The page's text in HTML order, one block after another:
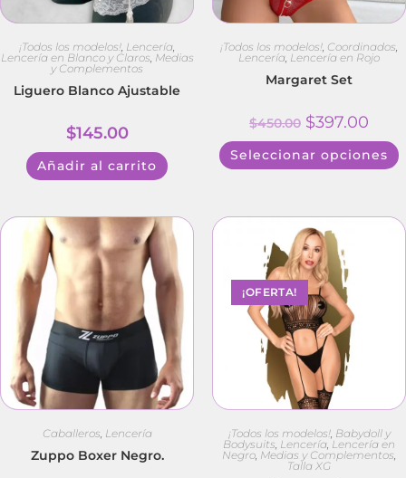
¡Todos los modelos! Lencería
Lencería en Blanco y Claros Medias
y Complementos
Liguero Blanco Ajustable
$145.00
Añadir al carrito
¡Todos los modelos! Coordinados
Lencería Lencería en Rojo
Margaret Set
$450.00 $397.00
Seleccionar opciones
Caballeros Lencería
Zuppo Boxer Negro.
¡OFERTA!
¡Todos los modelos!, Babydoll y
Bodysuits Lencería Lencería en
Negro Medias y Complementos
Talla XG